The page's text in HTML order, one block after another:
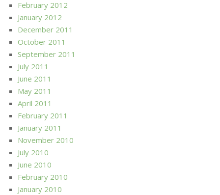
February 2012
January 2012
December 2011
October 2011
September 2011
July 2011
June 2011
May 2011
April 2011
February 2011
January 2011
November 2010
July 2010
June 2010
February 2010
January 2010